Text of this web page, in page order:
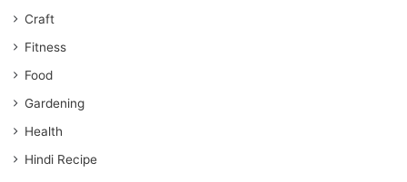
Craft
Fitness
Food
Gardening
Health
Hindi Recipe